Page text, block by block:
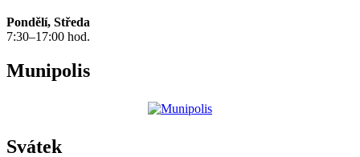
Pondělí, Středa
7:30–17:00 hod.
Munipolis
Svátek